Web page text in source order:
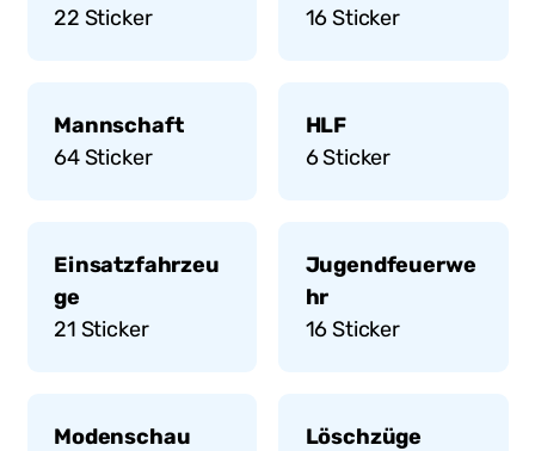
22 Sticker
16Sticker
Mannschaft
64Sticker
HLF
6Sticker
Einsatzfahrzeu
ge
21 Sticker
Jugendfeuerwe
hr
16Sticker
Modenschau
Löschzüge